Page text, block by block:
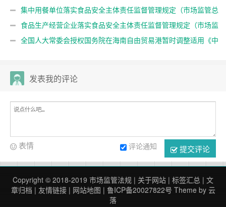
集中用餐单位落实食品安全主体责任监督管理规定（市场监管总
局98号令）
食品生产经营企业落实食品安全主体责任监督管理规定（市场监
管总局60号令，根据97号令修正）
全国人大常委会授权国务院在海南自由贸易港暂时调整适用《中
发表我的评论
提交评论
评论通知
表情
Copyright © 2018-2019 市场监管法规 | 关于网站 | 标签汇总 | 文
章归档 | 友情链接| 网站地图 | 鲁ICP备20027822号 Theme by 云
落